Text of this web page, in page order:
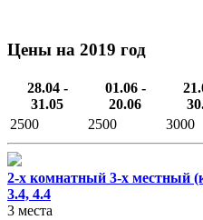
Цены на 2019 год
28.04 -
31.05
01.06 -
20.06
2500
2500 3000
2-х комнатный 3-х местный
3.4, 4.4
3 места